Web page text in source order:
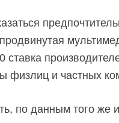
физлиц и частных
по данным того же